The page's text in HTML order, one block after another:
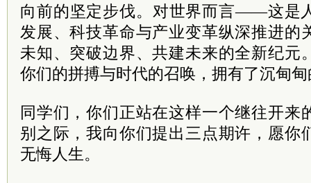
向前的坚定步伐。对世界而言——这是
发展、科技革命与产业变革纵深推进的
未知、突破边界、共建未来的全新纪元
你们的拼搏与时代的召唤，拥有了沉甸
同学们，你们正站在这样一个继往开来
别之际，我向你们提出三点期许，愿你
无悔人生。